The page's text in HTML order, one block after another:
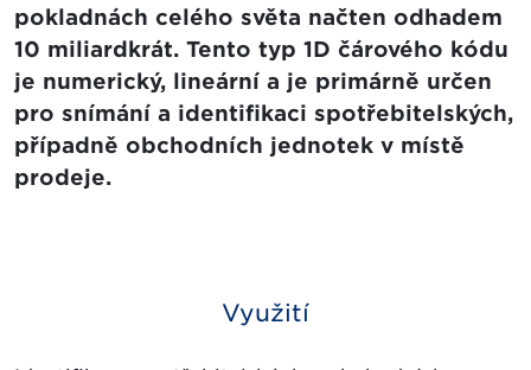
pokladnách celého světa načten odhadem
10 miliardkrát. Tento typ 1D čárového kódu
je numerický, lineární a je primárně určen
pro snímání a identifikaci spotřebitelských,
případně obchodních jednotek v místě
prodeje.
Využití